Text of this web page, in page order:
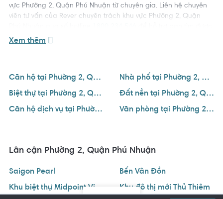
vực Phường 2, Quận Phú Nhuận từ chuyên gia. Liên hệ chuyên
viên tư vấn của Rever chuyên trách khu vực Phường 2, Quận
ngôi nhà ưng ý với giá tốt nhất.
Xem thêm
Căn hộ tại Phường 2, Quận Phú Nhuận
Nhà phố tại Phường 2, Quận Phú Nhuận
Biệt thự tại Phường 2, Quận Phú Nhuận
Đất nền tại Phường 2, Quận Phú Nhuận
Căn hộ dịch vụ tại Phường 2, Quận Phú Nhuận
Văn phòng tại Phường 2, Quận Phú Nhuận
Lân cận Phường 2, Quận Phú Nhuận
Saigon Pearl
Bến Vân Đồn
Khu đô thị mới Thủ Thiêm